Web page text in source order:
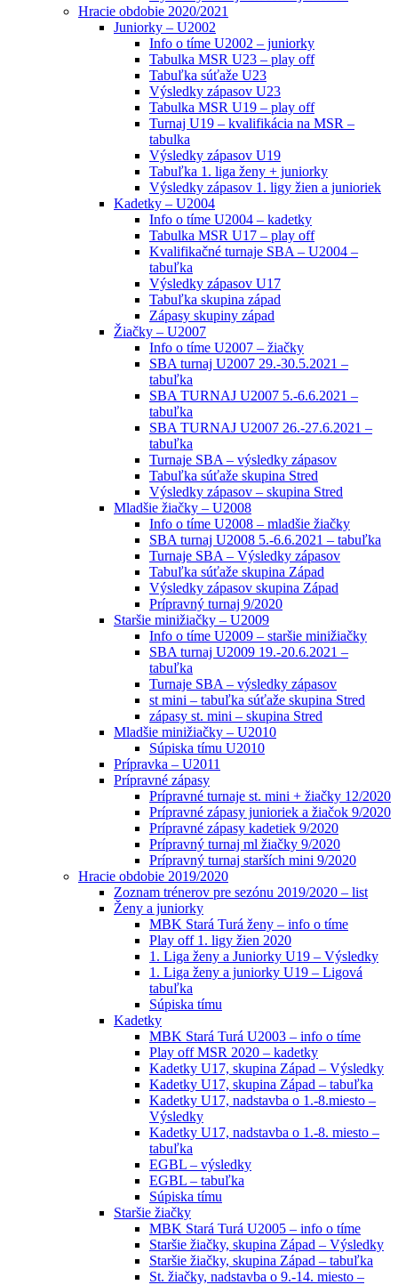
Hracie obdobie 2020/2021
Juniorky – U2002
Info o tíme U2002 – juniorky
Tabulka MSR U23 – play off
Tabuľka súťaže U23
Výsledky zápasov U23
Tabulka MSR U19 – play off
Turnaj U19 – kvalifikácia na MSR –
tabulka
Výsledky zápasov U19
Tabuľka 1. liga ženy + juniorky
Výsledky zápasov 1. ligy žien a junioriek
Kadetky – U2004
Info o tíme U2004 – kadetky
Tabulka MSR U17 – play off
Kvalifikačné turnaje SBA – U2004 –
tabuľka
Výsledky zápasov U17
Tabuľka skupina západ
Zápasy skupiny západ
Žiačky – U2007
Info o tíme U2007 – žiačky
SBA turnaj U2007 29.-30.5.2021 –
tabuľka
SBA TURNAJ U2007 5.-6.6.2021 –
tabuľka
SBA TURNAJ U2007 26.-27.6.2021 –
tabuľka
Turnaje SBA – výsledky zápasov
Tabuľka súťaže skupina Stred
Výsledky zápasov – skupina Stred
Mladšie žiačky – U2008
Info o tíme U2008 – mladšie žiačky
SBA turnaj U2008 5.-6.6.2021 – tabuľka
Turnaje SBA – Výsledky zápasov
Tabuľka súťaže skupina Západ
Výsledky zápasov skupina Západ
Prípravný turnaj 9/2020
Staršie minižiačky – U2009
Info o tíme U2009 – staršie minižiačky
SBA turnaj U2009 19.-20.6.2021 –
tabuľka
Turnaje SBA – výsledky zápasov
st mini – tabuľka súťaže skupina Stred
zápasy st. mini – skupina Stred
Mladšie minižiačky – U2010
Súpiska tímu U2010
Prípravka – U2011
Prípravné zápasy
Prípravné turnaje st. mini + žiačky 12/2020
Prípravné zápasy junioriek a žiačok 9/2020
Prípravné zápasy kadetiek 9/2020
Prípravný turnaj ml žiačky 9/2020
Prípravný turnaj starších mini 9/2020
Hracie obdobie 2019/2020
Zoznam trénerov pre sezónu 2019/2020 – list
Ženy a juniorky
MBK Stará Turá ženy – info o tíme
Play off 1. ligy žien 2020
1. Liga ženy a Juniorky U19 – Výsledky
1. Liga ženy a juniorky U19 – Ligová
tabuľka
Súpiska tímu
Kadetky
MBK Stará Turá U2003 – info o tíme
Play off MSR 2020 – kadetky
Kadetky U17, skupina Západ – Výsledky
Kadetky U17, skupina Západ – tabuľka
Kadetky U17, nadstavba o 1.-8.miesto –
Výsledky
Kadetky U17, nadstavba o 1.-8. miesto –
tabuľka
EGBL – výsledky
EGBL – tabuľka
Súpiska tímu
Staršie žiačky
MBK Stará Turá U2005 – info o tíme
Staršie žiačky, skupina Západ – Výsledky
Staršie žiačky, skupina Západ – tabuľka
St. žiačky, nadstavba o 9.-14. miesto –